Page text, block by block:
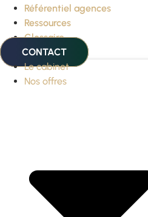
Référentiel agences
Ressources
Glossaire
CONTACT
Le cabinet
Nos offres